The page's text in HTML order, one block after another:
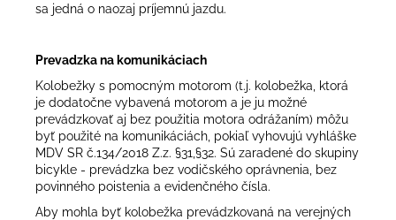
sa jedná o naozaj príjemnú jazdu.
Prevadzka na komunikáciach
Kolobežky s pomocným motorom (t.j. kolobežka, ktorá
je dodatočne vybavená motorom a je ju možné
prevádzkovať aj bez použitia motora odrážaním) môžu
byť použité na komunikáciách, pokiaľ vyhovujú vyhláške
MDV SR č.134/2018 Z.z. §31,§32. Sú zaradené do skupiny
bicykle - prevádzka bez vodičského oprávnenia, bez
povinného poistenia a evidenčného čísla.
Aby mohla byť kolobežka prevádzkovaná na verejných